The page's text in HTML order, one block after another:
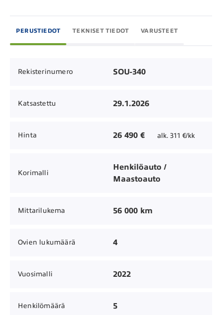
PERUSTIEDOT TEKNISET TIEDOT VARUSTEET
Rekisterinumero SOU-340
Katsastettu 29.1.2026
Hinta 26 490 € alk. 311 €/kk
Korimalli
Henkilöauto /
Maastoauto
Mittarilukema 56 000 km
Ovien lukumäärä 4
Vuosimalli 2022
Henkilömäärä 5